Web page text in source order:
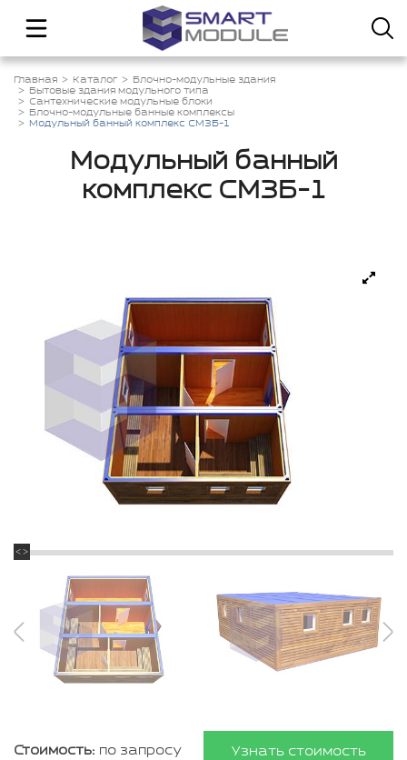
Главная Каталог
Блочно-модульные здания
Бытовые здания модульного типа
Сантехнические модульные блоки
Блочно-модульные банные комплексы
Модульный банный комплекс СМЗБ-1
Модульный банный
комплекс СМЗБ-1
Стоимость: по запросу Узнать стоимость